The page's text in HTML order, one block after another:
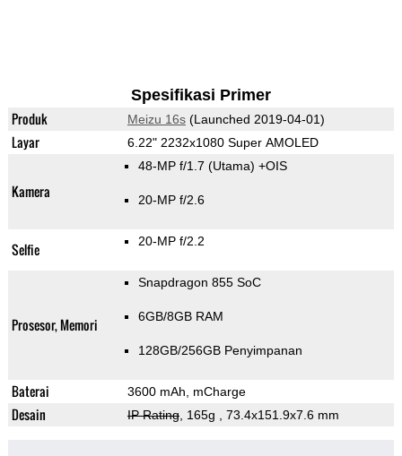
Spesifikasi Primer
Produk Meizu 16s(Launched 2019-04-01)
Layar 6.22" 2232x1080 Super AMOLED
Kamera
48-MP f/1.7 (Utama) +OIS
20-MP f/2.6
Selfie 20-MP f/2.2
Prosesor, Memori
Snapdragon 855 SoC
6GB/8GB RAM
128GB/256GB Penyimpanan
Baterai 3600 mAh, mCharge
Desain IP Rating, 165g , 73.4x151.9x7.6 mm